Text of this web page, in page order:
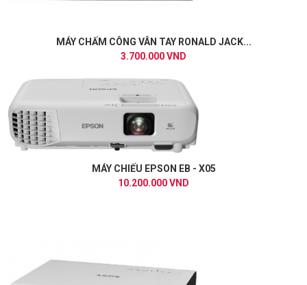
MÁY CHẤM CÔNG VÂN TAY RONALD JACK...
3.700.000 VND
MÁY CHIẾU EPSON EB - X05
10.200.000 VND